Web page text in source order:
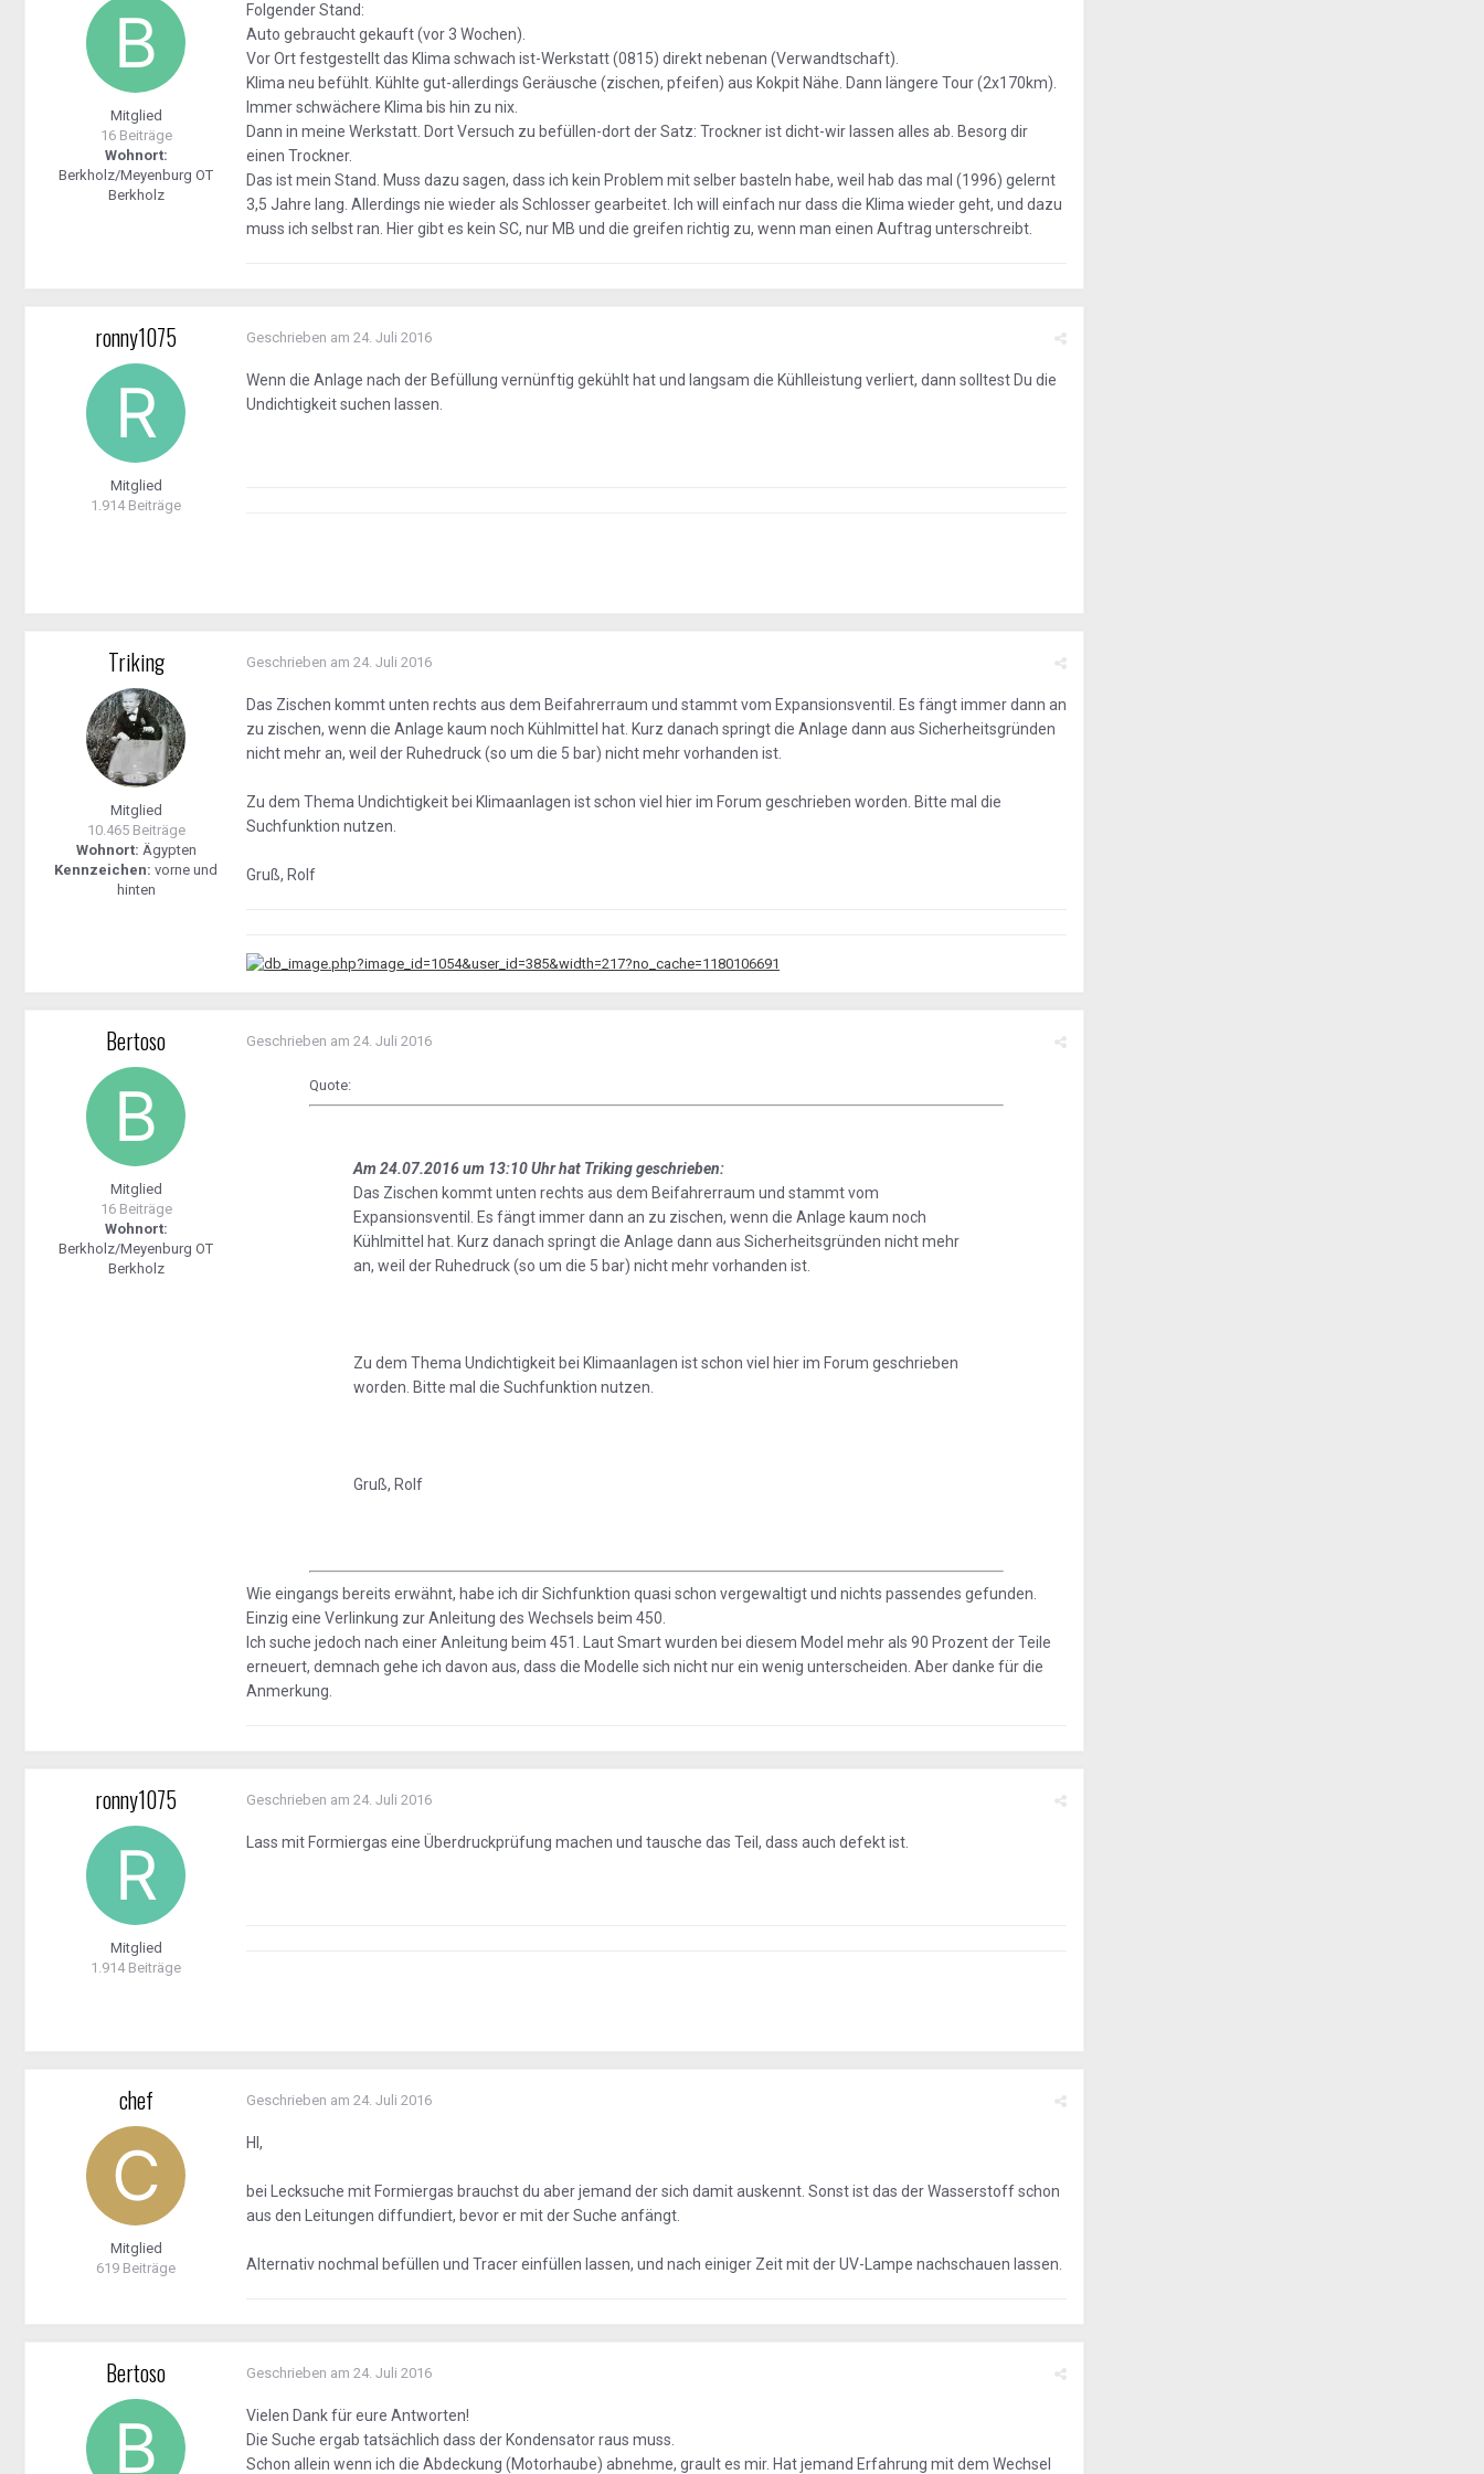
Mitglied
16 Beiträge
Wohnort:
Berkholz/Meyenburg OT
Berkholz
Folgender Stand:
Auto gebraucht gekauft (vor 3 Wochen).
Vor Ort festgestellt das Klima schwach ist-Werkstatt (0815) direkt nebenan (Verwandtschaft).
Klima neu befühlt. Kühlte gut-allerdings Geräusche (zischen, pfeifen) aus Kokpit Nähe. Dann längere Tour (2x170km).
Immer schwächere Klima bis hin zu nix.
Dann in meine Werkstatt. Dort Versuch zu befüllen-dort der Satz: Trockner ist dicht-wir lassen alles ab. Besorg dir
einen Trockner.
Das ist mein Stand. Muss dazu sagen, dass ich kein Problem mit selber basteln habe, weil hab das mal (1996) gelernt
3,5 Jahre lang. Allerdings nie wieder als Schlosser gearbeitet. Ich will einfach nur dass die Klima wieder geht, und dazu
muss ich selbst ran. Hier gibt es kein SC, nur MB und die greifen richtig zu, wenn man einen Auftrag unterschreibt.
ronny1075
Mitglied
1.914 Beiträge
Geschrieben am 24. Juli 2016
Wenn die Anlage nach der Befüllung vernünftig gekühlt hat und langsam die Kühlleistung verliert, dann solltest Du die
Undichtigkeit suchen lassen.
Triking
Mitglied
10.465 Beiträge
Wohnort: Ägypten
Kennzeichen: vorne und
hinten
Geschrieben am 24. Juli 2016
Das Zischen kommt unten rechts aus dem Beifahrerraum und stammt vom Expansionsventil. Es fängt immer dann an
zu zischen, wenn die Anlage kaum noch Kühlmittel hat. Kurz danach springt die Anlage dann aus Sicherheitsgründen
nicht mehr an, weil der Ruhedruck (so um die 5 bar) nicht mehr vorhanden ist.
Zu dem Thema Undichtigkeit bei Klimaanlagen ist schon viel hier im Forum geschrieben worden. Bitte mal die
Suchfunktion nutzen.
Gruß, Rolf
Bertoso
Mitglied
16 Beiträge
Wohnort:
Berkholz/Meyenburg OT
Berkholz
Geschrieben am 24. Juli 2016
Quote:
Am 24.07.2016 um 13:10 Uhr hat Triking geschrieben:
Das Zischen kommt unten rechts aus dem Beifahrerraum und stammt vom
Expansionsventil. Es fängt immer dann an zu zischen, wenn die Anlage kaum noch
Kühlmittel hat. Kurz danach springt die Anlage dann aus Sicherheitsgründen nicht mehr
an, weil der Ruhedruck (so um die 5 bar) nicht mehr vorhanden ist.
Zu dem Thema Undichtigkeit bei Klimaanlagen ist schon viel hier im Forum geschrieben
worden. Bitte mal die Suchfunktion nutzen.
Gruß, Rolf
Wie eingangs bereits erwähnt, habe ich dir Sichfunktion quasi schon vergewaltigt und nichts passendes gefunden.
Einzig eine Verlinkung zur Anleitung des Wechsels beim 450.
Ich suche jedoch nach einer Anleitung beim 451. Laut Smart wurden bei diesem Model mehr als 90 Prozent der Teile
erneuert, demnach gehe ich davon aus, dass die Modelle sich nicht nur ein wenig unterscheiden. Aber danke für die
Anmerkung.
ronny1075
Mitglied
1.914 Beiträge
Geschrieben am 24. Juli 2016
Lass mit Formiergas eine Überdruckprüfung machen und tausche das Teil, dass auch defekt ist.
chef
Mitglied
619 Beiträge
Geschrieben am 24. Juli 2016
HI,
bei Lecksuche mit Formiergas brauchst du aber jemand der sich damit auskennt. Sonst ist das der Wasserstoff schon
aus den Leitungen diffundiert, bevor er mit der Suche anfängt.
Alternativ nochmal befüllen und Tracer einfüllen lassen, und nach einiger Zeit mit der UV-Lampe nachschauen lassen.
Bertoso Geschrieben am 24. Juli 2016
Vielen Dank für eure Antworten!
Die Suche ergab tatsächlich dass der Kondensator raus muss.
Schon allein wenn ich die Abdeckung (Motorhaube) abnehme, grault es mir. Hat jemand Erfahrung mit dem Wechsel